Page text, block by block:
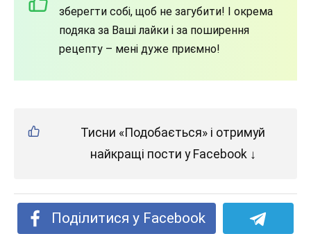
зберегти собі, щоб не загубити! І окрема
подяка за Ваші лайки і за поширення
рецепту – мені дуже приємно!
Тисни «Подобається» і отримуй
найкращі пости у Facebook ↓
Поділитися у Facebook